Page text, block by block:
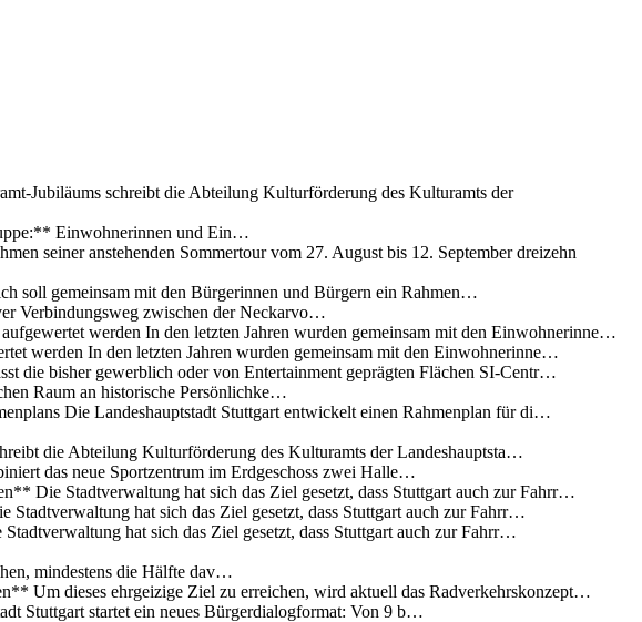
Jubiläums schreibt die Abteilung Kulturförderung des Kulturamts der
Einwohnerinnen und Ein…
seiner anstehenden Sommertour vom 27. August bis 12. September dreizehn
soll gemeinsam mit den Bürgerinnen und Bürgern ein Rahmen…
Verbindungsweg zwischen der Neckarvo…
werden In den letzten Jahren wurden gemeinsam mit den Einwohnerinne…
werden In den letzten Jahren wurden gemeinsam mit den Einwohnerinne…
die bisher gewerblich oder von Entertainment geprägten Flächen SI-Centr…
Raum an historische Persönlichke…
Die Landeshauptstadt Stuttgart entwickelt einen Rahmenplan für di…
die Abteilung Kulturförderung des Kulturamts der Landeshauptsta…
das neue Sportzentrum im Erdgeschoss zwei Halle…
Die Stadtverwaltung hat sich das Ziel gesetzt, dass Stuttgart auch zur Fahrr…
hat sich das Ziel gesetzt, dass Stuttgart auch zur Fahrr…
hat sich das Ziel gesetzt, dass Stuttgart auch zur Fahrr…
mindestens die Hälfte dav…
Um dieses ehrgeizige Ziel zu erreichen, wird aktuell das Radverkehrskonzept…
Stuttgart startet ein neues Bürgerdialogformat: Von 9 b…